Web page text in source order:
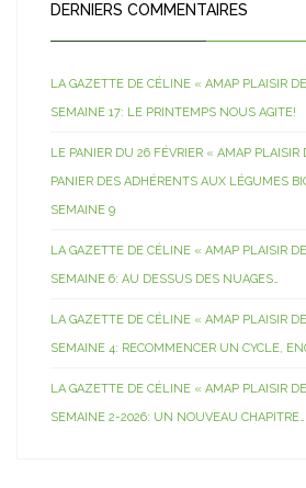
DERNIERS COMMENTAIRES
LA GAZETTE DE CÉLINE « AMAP PLAISIR
SEMAINE 17: LE PRINTEMPS NOUS AGITE!
LE PANIER DU 26 FÉVRIER « AMAP PLAISIR
PANIER DES ADHÉRENTS AUX LÉGUMES
SEMAINE 9
LA GAZETTE DE CÉLINE « AMAP PLAISIR
SEMAINE 6: AU DESSUS DES NUAGES…
LA GAZETTE DE CÉLINE « AMAP PLAISIR
SEMAINE 4: RECOMMENCER UN CYCLE,
LA GAZETTE DE CÉLINE « AMAP PLAISIR
SEMAINE 2-2026: UN NOUVEAU CHAPITRE…